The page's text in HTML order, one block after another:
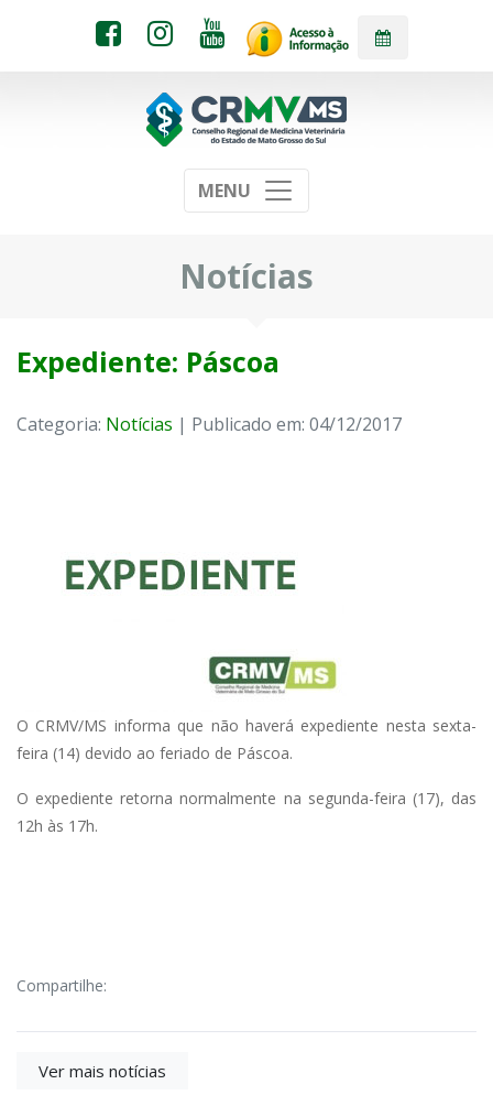
MENU
Notícias
Expediente: Páscoa
Categoria: Notícias | Publicado em: 04/12/2017
O CRMV/MS informa que não haverá expediente nesta sexta-
feira (14) devido ao feriado de Páscoa.
O expediente retorna normalmente na segunda-feira (17), das
12h às 17h.
Compartilhe:
Ver mais notícias